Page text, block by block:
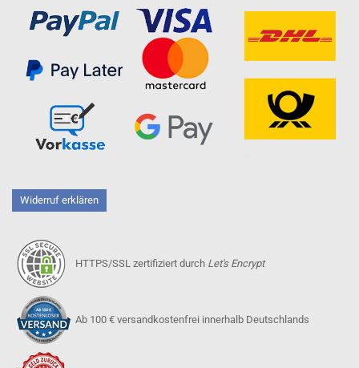
Widerruf erklären
HTTPS/SSL zertifiziert durch Let's Encrypt
Ab 100 € versandkostenfrei innerhalb Deutschlands